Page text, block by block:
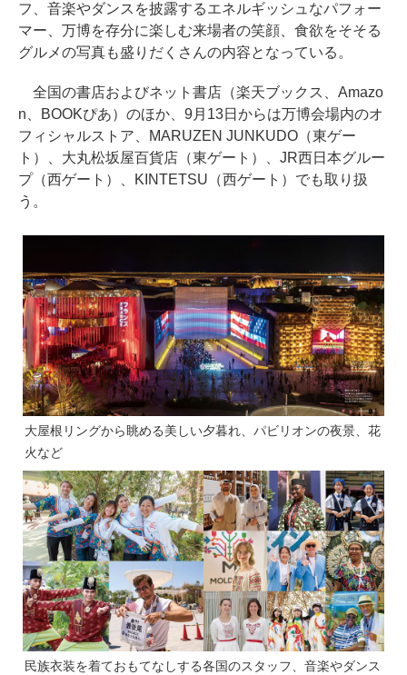
フ、音楽やダンスを披露するエネルギッシュなパフォー
マー、万博を存分に楽しむ来場者の笑顔、食欲をそそる
グルメの写真も盛りだくさんの内容となっている。
全国の書店およびネット書店（楽天ブックス、Amazo
n、BOOKぴあ）のほか、9月13日からは万博会場内のオ
フィシャルストア、MARUZEN JUNKUDO（東ゲー
ト）、大丸松坂屋百貨店（東ゲート）、JR西日本グルー
プ（西ゲート）、KINTETSU（西ゲート）でも取り扱
う。
大屋根リングから眺める美しい夕暮れ、パビリオンの夜景、花
火など
民族衣装を着ておもてなしする各国のスタッフ、音楽やダンス